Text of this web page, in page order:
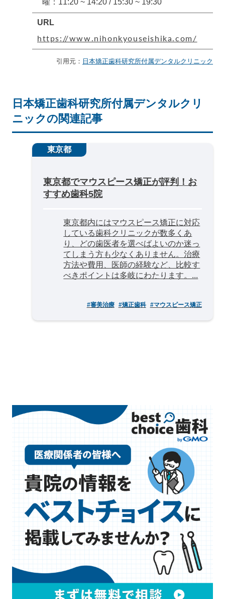
URL
https://www.nihonkyouseishika.com/
引用元： 日本矯正歯科研究所付属デンタルクリニック
日本矯正歯科研究所付属デンタルクリ
ニックの関連記事
東京都
東京都でマウスピース矯正が評判！お
すすめ歯科5院
東京都内にはマウスピース矯正に対応
している歯科クリニックが数多くあ
り、どの歯医者を選べばよいのか迷っ
てしまう方も少なくありません。治療
方法や費用、医師の経験など、比較す
べきポイントは多岐にわたります。...
#審美治療 #矯正歯科 #マウスピース矯正